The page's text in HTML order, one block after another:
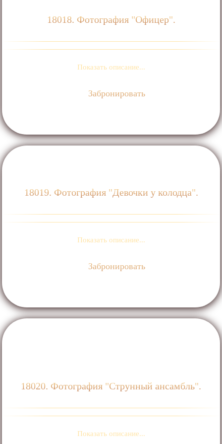
18018. Фотография "Офицер".
Показать описание...
Забронировать
18019. Фотография "Девочки у колодца".
Показать описание...
Забронировать
18020. Фотография "Струнный ансамбль".
Показать описание...